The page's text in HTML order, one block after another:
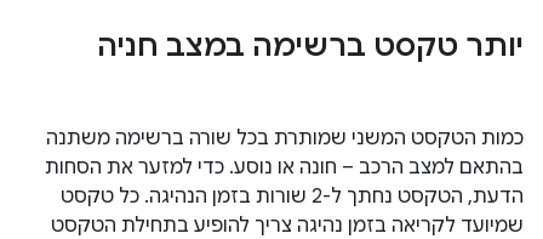
יותר טקסט ברשימה במצב חניה
כמות הטקסט המשני שמותרת בכל שורה ברשימה משתנה
בהתאם למצב הרכב – חונה או נוסע. כדי למזער את הסחות
הדעת, הטקסט נחתך ל-2 שורות בזמן הנהיגה. כל טקסט
שמיועד לקריאה בזמן נהיגה צריך להופיע בתחילת הטקסט